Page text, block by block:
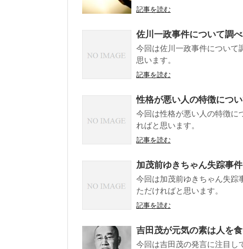
記事を読む
佐川一政事件について調べ
今回は佐川一政事件について
思います。
記事を読む
性格が悪い人の特徴につい
今回は性格が悪い人の特徴に
ればと思います。
記事を読む
加茂前ゆきちゃん失踪事
今回は加茂前ゆきちゃん失踪
ただければと思います。
記事を読む
吉田茂が元気の素は人を
今回は吉田茂の発言に注目し